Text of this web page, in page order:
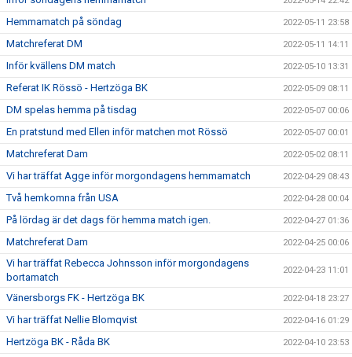
Hemmamatch på söndag 2022-05-11 23:58
Matchreferat DM 2022-05-11 14:11
Inför kvällens DM match 2022-05-10 13:31
Referat IK Rössö - Hertzöga BK 2022-05-09 08:11
DM spelas hemma på tisdag 2022-05-07 00:06
En pratstund med Ellen inför matchen mot Rössö 2022-05-07 00:01
Matchreferat Dam 2022-05-02 08:11
Vi har träffat Agge inför morgondagens hemmamatch 2022-04-29 08:43
Två hemkomna från USA 2022-04-28 00:04
På lördag är det dags för hemma match igen. 2022-04-27 01:36
Matchreferat Dam 2022-04-25 00:06
Vi har träffat Rebecca Johnsson inför morgondagens
bortamatch
2022-04-23 11:01
Vänersborgs FK - Hertzöga BK 2022-04-18 23:27
Vi har träffat Nellie Blomqvist 2022-04-16 01:29
Hertzöga BK - Råda BK 2022-04-10 23:53